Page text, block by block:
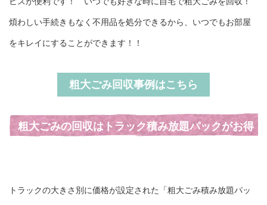
煩わしい手続きもなく不用品を処分できるから、いつでもお部屋
をキレイにすることができます！！
粗大ごみ回収事例はこちら
粗大ごみの回収はトラック積み放題パックがお得
トラックの大きさ別に価格が設定された「粗大ごみ積み放題パッ